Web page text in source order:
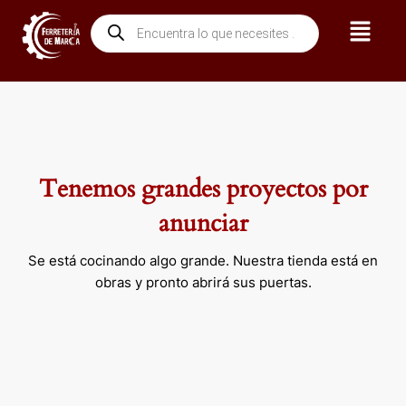
contenido
Búsqueda
de
productos
Menú
Tenemos grandes proyectos por
anunciar
Se está cocinando algo grande. Nuestra tienda está en
obras y pronto abrirá sus puertas.